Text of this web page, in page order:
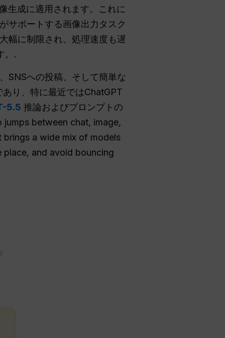
生成に適用されます。これに
サポートする画像出力タスク
幅に制限され、処理速度も遅
。.
SNSへの投稿、そして簡単な
り、特に最近ではChatGPT
5.5 推論およびプロンプトの
between chat, image,
brings a wide mix of models
place, and avoid bouncing